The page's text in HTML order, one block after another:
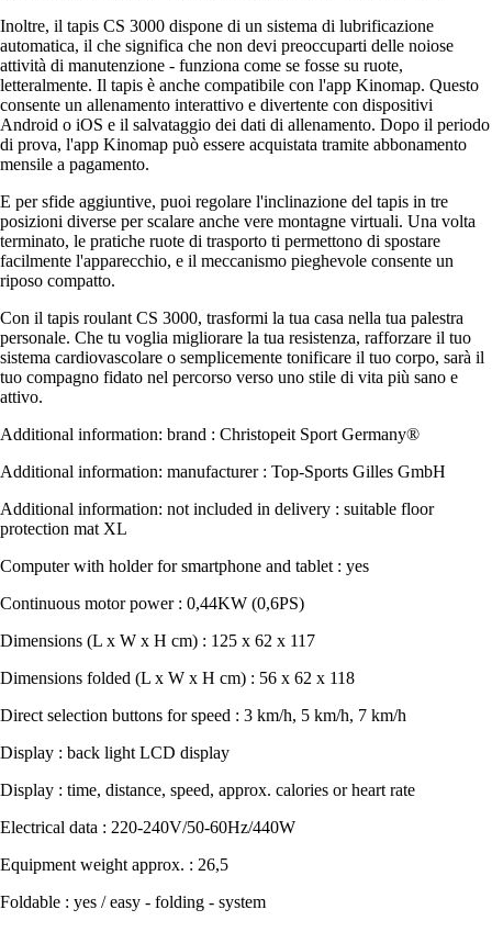
Inoltre, il tapis CS 3000 dispone di un sistema di lubrificazione
automatica, il che significa che non devi preoccuparti delle noiose
attività di manutenzione - funziona come se fosse su ruote,
letteralmente. Il tapis è anche compatibile con l'app Kinomap. Questo
consente un allenamento interattivo e divertente con dispositivi
Android o iOS e il salvataggio dei dati di allenamento. Dopo il periodo
di prova, l'app Kinomap può essere acquistata tramite abbonamento
mensile a pagamento.
E per sfide aggiuntive, puoi regolare l'inclinazione del tapis in tre
posizioni diverse per scalare anche vere montagne virtuali. Una volta
terminato, le pratiche ruote di trasporto ti permettono di spostare
facilmente l'apparecchio, e il meccanismo pieghevole consente un
riposo compatto.
Con il tapis roulant CS 3000, trasformi la tua casa nella tua palestra
personale. Che tu voglia migliorare la tua resistenza, rafforzare il tuo
sistema cardiovascolare o semplicemente tonificare il tuo corpo, sarà il
tuo compagno fidato nel percorso verso uno stile di vita più sano e
attivo.
Additional information: brand : Christopeit Sport Germany®
Additional information: manufacturer : Top-Sports Gilles GmbH
Additional information: not included in delivery : suitable floor
protection mat XL
Computer with holder for smartphone and tablet : yes
Continuous motor power : 0,44KW (0,6PS)
Dimensions (L x W x H cm) : 125 x 62 x 117
Dimensions folded (L x W x H cm) : 56 x 62 x 118
Direct selection buttons for speed : 3 km/h, 5 km/h, 7 km/h
Display : back light LCD display
Display : time, distance, speed, approx. calories or heart rate
Electrical data : 220-240V/50-60Hz/440W
Equipment weight approx. : 26,5
Foldable : yes / easy - folding - system